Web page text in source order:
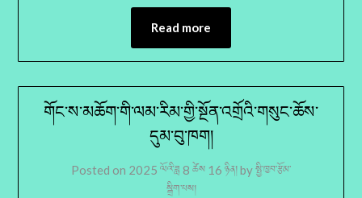
Read more
གོང་ས་མཆོག་གི་ལམ་རིམ་གྱི་སྔོན་འགྲོའི་གསུང་ཆོས་
དུམ་བུ་ཁག།
Posted on 2025 ལོའི་ཟླ 8 ཚེས 16 ཉིན།byསྤྱི་ཁྱབ་རྩོམ་
སྒྲིག་པས།